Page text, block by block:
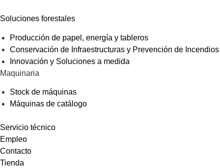
Soluciones forestales
Producción de papel, energía y tableros
Conservación de Infraestructuras y Prevención de Incendios
Innovación y Soluciones a medida
Maquinaria
Stock de máquinas
Máquinas de catálogo
Servicio técnico
Empleo
Contacto
Tienda